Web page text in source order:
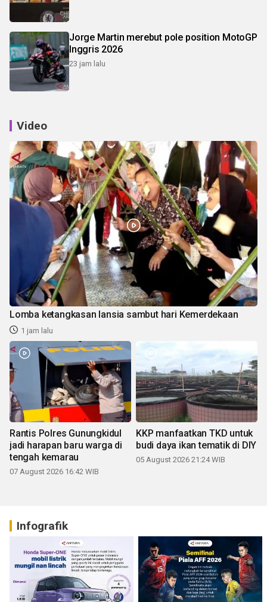
Jorge Martin merebut pole position MotoGP
Inggris 2026
23 jam lalu
Video
Lomba ketangkasan lansia sambut hari Kemerdekaan
1 jam lalu
Rantis Polres Gunungkidul
jadi harapan baru warga di
tengah kemarau
07 August 2026 16:42 WIB
KKP manfaatkan TKD untuk
budi daya ikan tematik di DIY
05 August 2026 21:24 WIB
Infografik